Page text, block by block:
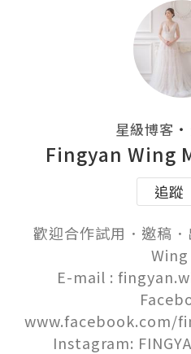
星級博客 ・
Fingyan Wing
追蹤
歡迎合作試用．邀稿
E-mail :
www.facebook.com/
Instagram: